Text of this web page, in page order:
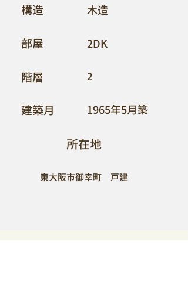
​構造 木造
​部屋 2DK
​階層 2
​建築月 1965年5月築
​所在地
東大阪市御幸町 戸建